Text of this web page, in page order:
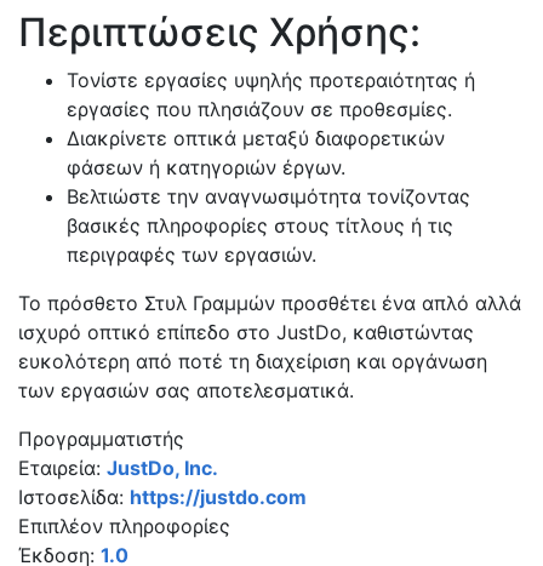
Περιπτώσεις Χρήσης:
Τονίστε εργασίες υψηλής προτεραιότητας ή
εργασίες που πλησιάζουν σε προθεσμίες.
Διακρίνετε οπτικά μεταξύ διαφορετικών
φάσεων ή κατηγοριών έργων.
Βελτιώστε την αναγνωσιμότητα τονίζοντας
βασικές πληροφορίες στους τίτλους ή τις
περιγραφές των εργασιών.
Το πρόσθετο Στυλ Γραμμών προσθέτει ένα απλό αλλά
ισχυρό οπτικό επίπεδο στο JustDo, καθιστώντας
ευκολότερη από ποτέ τη διαχείριση και οργάνωση
των εργασιών σας αποτελεσματικά.
Προγραμματιστής
Εταιρεία: JustDo, Inc.
Ιστοσελίδα: https://justdo.com
Επιπλέον πληροφορίες
Έκδοση: 1.0